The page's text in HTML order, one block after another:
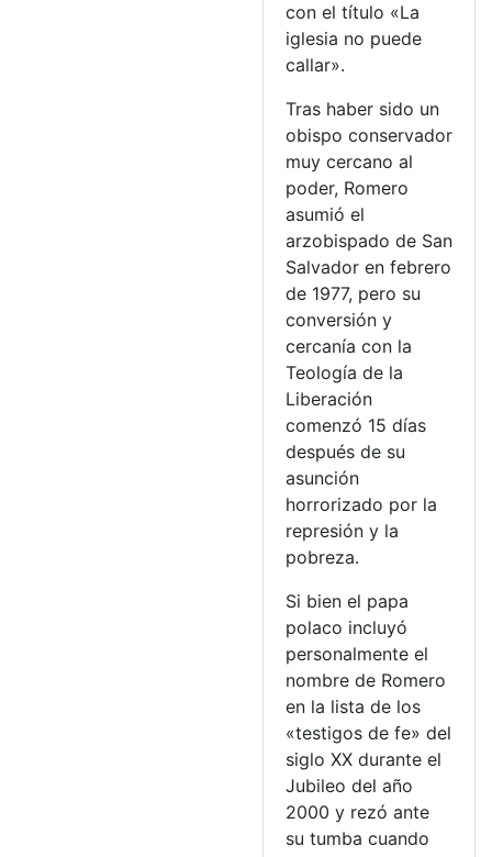
con el título «La
iglesia no puede
callar».
Tras haber sido un
obispo conservador
muy cercano al
poder, Romero
asumió el
arzobispado de San
Salvador en febrero
de 1977, pero su
conversión y
cercanía con la
Teología de la
Liberación
comenzó 15 días
después de su
asunción
horrorizado por la
represión y la
pobreza.
Si bien el papa
polaco incluyó
personalmente el
nombre de Romero
en la lista de los
«testigos de fe» del
siglo XX durante el
Jubileo del año
2000 y rezó ante
su tumba cuando